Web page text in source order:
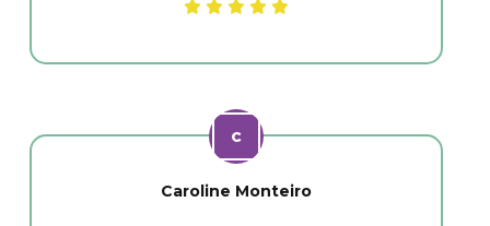
Caroline Monteiro